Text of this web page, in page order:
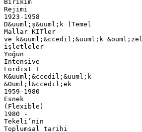
Birikim
Rejimi
1923-1958
D&uuml;ş&uuml;k (Temel
Mallar KITler
ve k&uuml;&ccedil;&uuml;k &ouml;zel
işletleler
Yoğun
Intensive
Fordist +
K&uuml;&ccedil;&uuml;k
&Ouml;l&ccedil;ek
1959-1980
Esnek
(Flexible)
1980 -
Tekeli’nin
Toplumsal tarihi